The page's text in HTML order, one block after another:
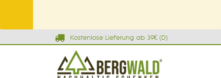
Kostenlose Lieferung ab 39€ (D)